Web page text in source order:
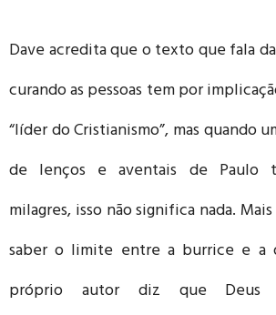
Dave acredita que o texto que fala
curando as pessoas tem por
“líder do Cristianismo”, mas quando
de lenços e aventais de Paulo
milagres, isso não significa nada.
saber o limite entre a burrice e a
próprio autor diz que Deus